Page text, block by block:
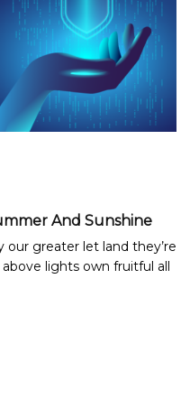
And Sunshine
our greater let land they’re
lights own fruitful all